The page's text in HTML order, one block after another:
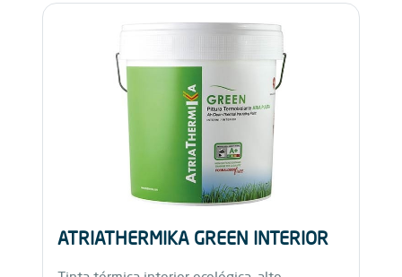
ATRIATHERMIKA GREEN INTERIOR